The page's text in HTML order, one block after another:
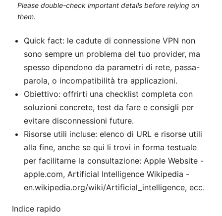
Please double-check important details before relying on
them.
Quick fact: le cadute di connessione VPN non
sono sempre un problema del tuo provider, ma
spesso dipendono da parametri di rete, passa-
parola, o incompatibilità tra applicazioni.
Obiettivo: offrirti una checklist completa con
soluzioni concrete, test da fare e consigli per
evitare disconnessioni future.
Risorse utili incluse: elenco di URL e risorse utili
alla fine, anche se qui li trovi in forma testuale
per facilitarne la consultazione: Apple Website -
apple.com, Artificial Intelligence Wikipedia -
en.wikipedia.org/wiki/Artificial_intelligence, ecc.
Indice rapido